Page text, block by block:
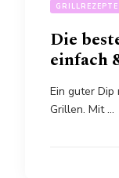
GRILLREZEPTE
Die
einfach
Ein guter Dip
Grillen. Mit …